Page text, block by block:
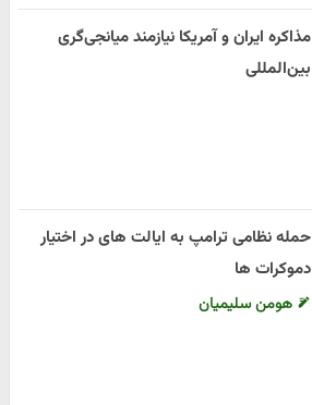
مذاکره ایران و آمریکا نیازمند میانجی‌گری
بین‌المللی
حمله نظامی ترامپ به ایالت های در اختیار
دموکرات ها
هومن سلیمیان